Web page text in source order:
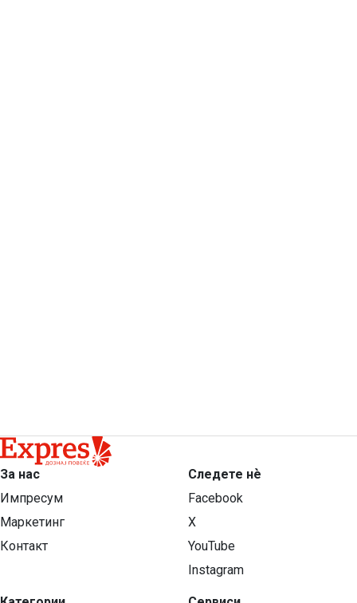
За нас
Импресум
Маркетинг
Контакт
Следете нѐ
Facebook
X
YouTube
Instagram